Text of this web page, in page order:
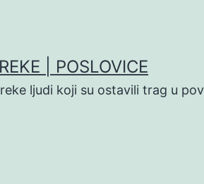
| POSLOVICE
ljudi koji su ostavili trag u